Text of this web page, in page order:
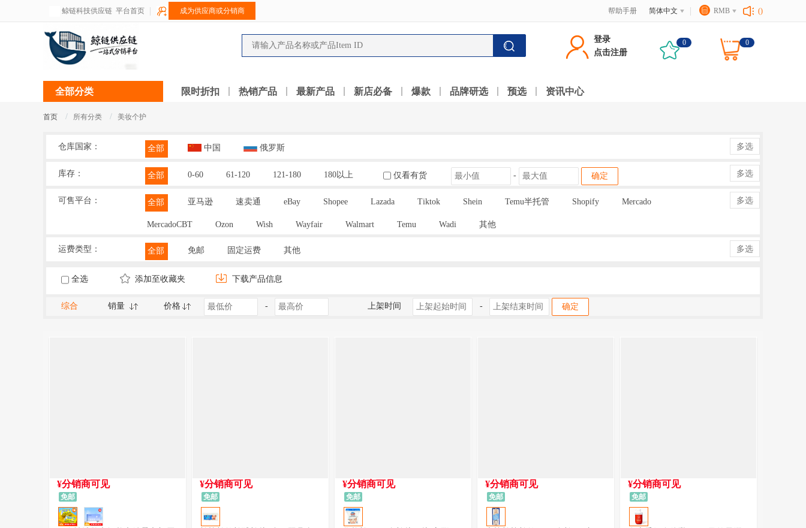
鲸链科技供应链 平台首页 成为供应商或分销商 帮助手册 简体中文 RMB ()
登录
点击注册
0 0
全部分类 限时折扣 热销产品 最新产品 新店必备 爆款 品牌研选 预选 资讯中心
首页 / 所有分类 / 美妆个护
仓库国家： 全部 中国 俄罗斯 多选
库存： 全部 0-60 61-120 121-180 180以上 仅看有货 - 确定 多选
可售平台： 全部 亚马逊 速卖通 eBay Shopee Lazada Tiktok Shein Temu半托管 Shopify Mercado
MercadoCBT Ozon Wish Wayfair Walmart Temu Wadi 其他
多选
运费类型： 全部 免邮 固定运费 其他 多选
全选 添加至收藏夹 下载产品信息
综合 销量 价格 - 上架时间 - 确定
¥分销商可见
免邮
¥分销商可见
免邮
¥分销商可见
免邮
¥分销商可见
免邮
¥分销商可见
免邮